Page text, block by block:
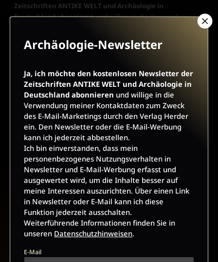
Zeitschriften ANTIKE WELT und Archäologie in
Deutschland abonnierenund willige in die Verwendung
durch den Verlag Herder ein. Den Newsletter oder die E-Mail-
Werbung kann ich jederzeit abbestellen.
Nutzungsverhalten in Newsletter und E-Mail-Werbung erfasst
und ausgewertet wird, um die Inhalte besser auf meine
Interessen auszurichten. Über einen Link in Newsletter oder
E-Mail kann ich diese Funktion jederzeit ausschalten.
Weiterführende Informationen finden Sie in unseren
Datenschutzhinweisen.
E-Mail
JETZT ANMELDEN
Archäologie-Newsletter
Ja, ich möchte den kostenlosen Newsletter der
Zeitschriften ANTIKE WELT und Archäologie in
Deutschland abonnieren und willige in die
Verwendung meiner Kontaktdaten zum Zweck
des E-Mail-Marketings durch den Verlag Herder
ein. Den Newsletter oder die E-Mail-Werbung
kann ich jederzeit abbestellen.
Ich bin einverstanden, dass mein
personenbezogenes Nutzungsverhalten in
Newsletter und E-Mail-Werbung erfasst und
ausgewertet wird, um die Inhalte besser auf
meine Interessen auszurichten. Über einen Link
in Newsletter oder E-Mail kann ich diese
Funktion jederzeit ausschalten.
Weiterführende Informationen finden Sie in
unseren Datenschutzhinweisen.
E-Mail